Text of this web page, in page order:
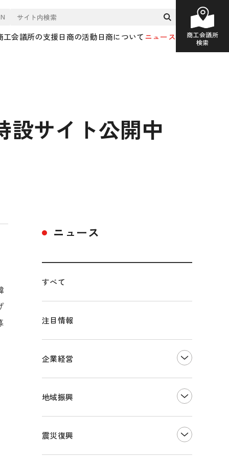
工会議所の支援日商の活動日商についてニュース
商工会議所
検索
設サイト公開中
ニュース
すべて
注目情報
企業経営
地域振興
震災復興